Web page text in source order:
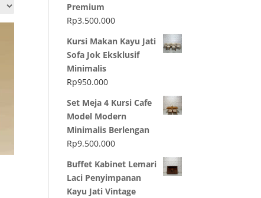
Premium
Rp3.500.000
Kursi Makan Kayu Jati
Sofa Jok Eksklusif
Minimalis
Rp950.000
Set Meja 4 Kursi Cafe
Model Modern
Minimalis Berlengan
Rp9.500.000
Buffet Kabinet Lemari
Laci Penyimpanan
Kayu Jati Vintage